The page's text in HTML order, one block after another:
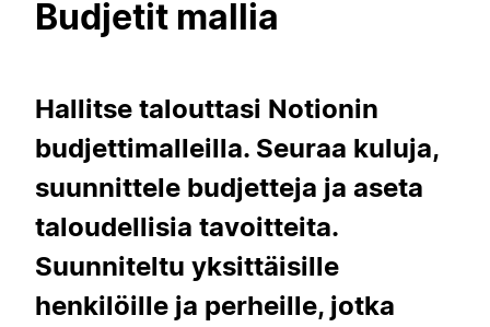
Budjetit mallia
Hallitse talouttasi Notionin
budjettimalleilla. Seuraa kuluja,
suunnittele budjetteja ja aseta
taloudellisia tavoitteita.
Suunniteltu yksittäisille
henkilöille ja perheille, jotka